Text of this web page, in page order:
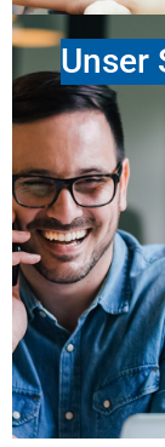
Unser
Beratung –
Aus- &
»